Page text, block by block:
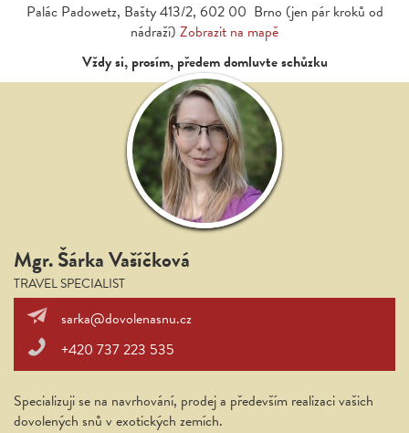
Palác Padowetz, Bašty 413/2, 602 00 Brno (jen pár kroků od
nádraží) Zobrazit na mapě
Vždy si, prosím, předem domluvte schůzku
Mgr. Šárka Vašíčková
TRAVEL SPECIALIST
sarka@dovolenasnu.cz
+420 737 223 535
Specializuji se na navrhování, prodej a především realizaci vašich
dovolených snů v exotických zemích.